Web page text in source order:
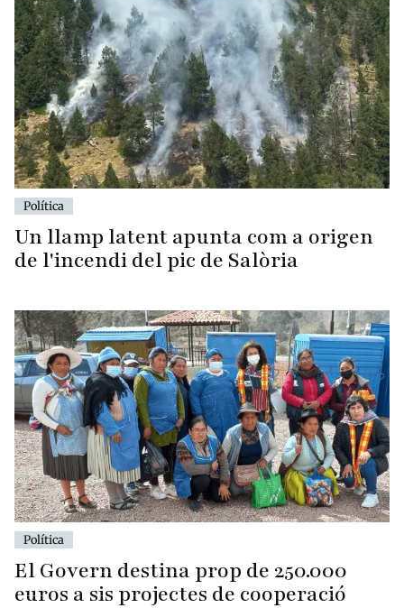
Política
Un llamp latent apunta com a origen
de l'incendi del pic de Salòria
Política
El Govern destina prop de 250.000
euros a sis projectes de cooperació